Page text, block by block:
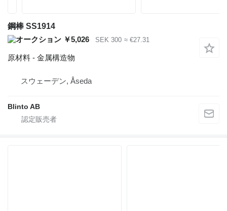
鋼棒 SS1914
￥5,026
SEK 300 ≈ €27.31
原材料 - 金属構造物
スウェーデン, Åseda
Blinto AB